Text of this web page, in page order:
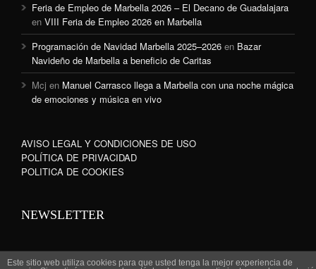
Feria de Empleo de Marbella 2026 – El Decano de Guadalajara
en VIII Feria de Empleo 2026 en Marbella
Programación de Navidad Marbella 2025–2026 en Bazar
Navideño de Marbella a beneficio de Caritas
Mcj en Manuel Carrasco llega a Marbella con una noche mágica
de emociones y música en vivo
AVISO LEGAL Y CONDICIONES DE USO
POLÍTICA DE PRIVACIDAD
POLITICA DE COOKIES
NEWSLETTER
Este sitio web utiliza cookies para que usted tenga la mejor experiencia de